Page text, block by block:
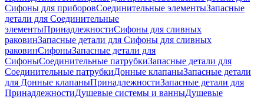
Сифоны для приборовСоединительные элементыЗапасные
детали для Соединительные
элементыПринадлежностиСифоны для сливных
раковинЗапасные детали для Сифоны для сливных
раковинСифоныЗапасные детали для
СифоныСоединительные патрубкиЗапасные детали для
Соединительные патрубкиДонные клапаныЗапасные детали
для Донные клапаныПринадлежностиЗапасные детали для
ПринадлежностиДушевые системы и ванныДушевые